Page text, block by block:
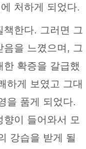
처하게 되었다.
한다. 그러면 그
을 느꼈으며, 그
확증을 갈급했
하게 보였고 그대
을 품게 되었다.
이 들어와서 모
강습을 받게 될